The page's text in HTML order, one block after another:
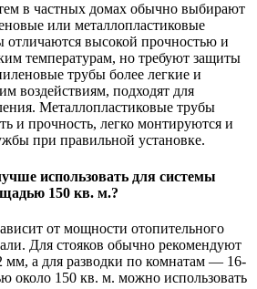
в частных домах обычно выбирают
или металлопластиковые
отличаются высокой прочностью и
температурам, но требуют защиты
трубы более легкие и
воздействиям, подходят для
Металлопластиковые трубы
и прочность, легко монтируются и
при правильной установке.
использовать для системы
150 кв. м.?
от мощности отопительного
Для стояков обычно рекомендуют
мм, а для разводки по комнатам — 16-
около 150 кв. м. можно использовать